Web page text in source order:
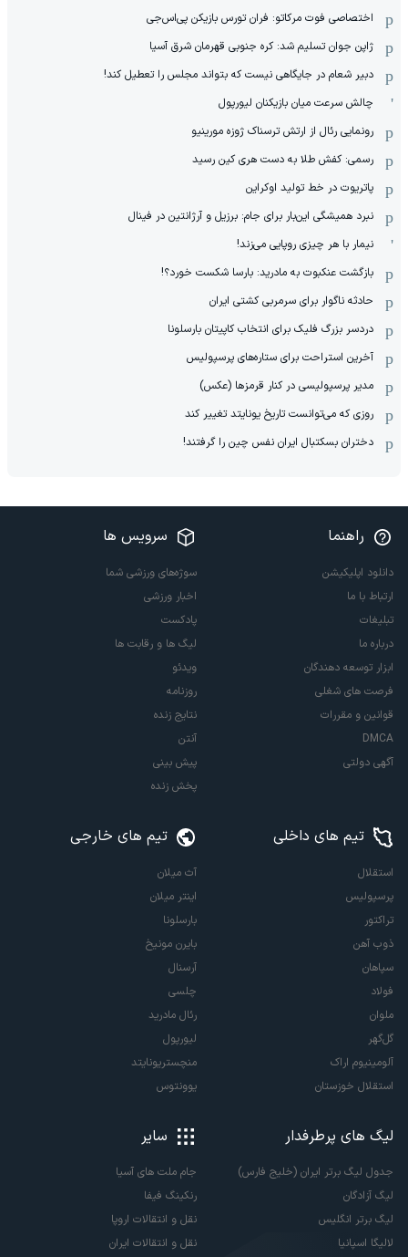
اختصاصی فوت مرکاتو: فران تورس بازیکن پی‌اس‌جی
ژاپن جوان تسلیم شد: کره جنوبی قهرمان شرق آسیا
دبیر شعام در جایگاهی نیست که بتواند مجلس را تعطیل کند!
چالش سرعت میان بازیکنان لیورپول
رونمایی رئال از ارتش ترسناک ژوزه مورینیو
رسمی: کفش طلا به دست هری کین رسید
پاتریوت در خط تولید اوکراین
نبرد همیشگی این‌بار برای جام: برزیل و آرژانتین در فینال
نیمار با هر چیزی روپایی می‌زند!
بازگشت عنکبوت به مادرید: بارسا شکست خورد؟!
حادثه ناگوار برای سرمربی کشتی ایران
دردسر بزرگ فلیک برای انتخاب کاپیتان بارسلونا
آخرین استراحت برای ستاره‌های پرسپولیس
مدیر پرسپولیسی در کنار قرمزها (عکس)
روزی که می‌توانست تاریخ یونایتد تغییر کند
دختران بسکتبال ایران نفس چین را گرفتند!
راهنما
دانلود اپلیکیشن
ارتباط با ما
تبلیغات
درباره ما
ابزار توسعه دهندگان
فرصت های شغلی
قوانین و مقررات
DMCA
آگهی دولتی
سرویس ها
سوژه‌های ورزشی شما
اخبار ورزشی
پادکست
لیگ ها و رقابت ها
ویدئو
روزنامه
نتایج زنده
آنتن
پیش بینی
پخش زنده
تیم های داخلی
استقلال
پرسپولیس
تراکتور
ذوب آهن
سپاهان
فولاد
ملوان
گل‌گهر
آلومینیوم اراک
استقلال خوزستان
تیم های خارجی
آث میلان
اینتر میلان
بارسلونا
بایرن مونیخ
آرسنال
چلسی
رئال مادرید
لیورپول
منچستریونایتد
یوونتوس
لیگ های پرطرفدار
جدول لیگ برتر ایران (خلیج فارس)
لیگ آزادگان
لیگ برتر انگلیس
لالیگا اسپانیا
سایر
جام ملت های آسیا
رنکینگ فیفا
نقل و انتقالات اروپا
نقل و انتقالات ایران